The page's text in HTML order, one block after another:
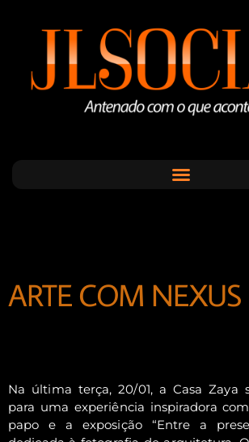
ARTE COM NEXUS
Na última terça, 20/01, a Casa Zaya
para uma experiência inspiradora
papo e a exposição “Entre a